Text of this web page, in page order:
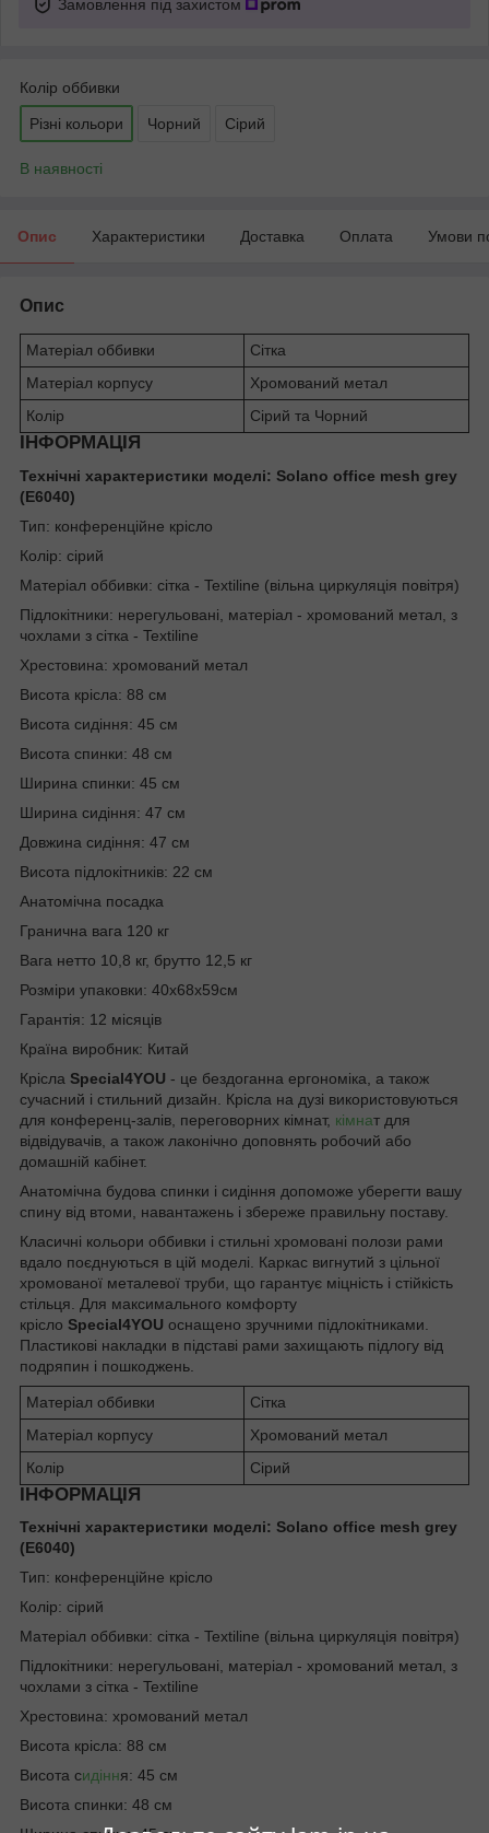
Замовлення під захистом
Колір оббивки
Різні кольори Чорний Сірий
В наявності
Опис Характеристики Доставка Оплата Умови
Опис
Матеріал оббивки
Сітка
Матеріал корпусу
Хромований метал
Колір
Сірий та Чорний
ІНФОРМАЦІЯ
Технічні характеристики моделі: Solano office mesh grey
(E6040)
Тип: конференційне крісло
Колір: сірий
Матеріал оббивки: сітка - Textiline (вільна циркуляція повітря)
Підлокітники: нерегульовані, матеріал - хромований метал, з
чохлами з сітка - Textiline
Хрестовина: хромований метал
Висота крісла: 88 см
Висота сидіння: 45 см
Висота спинки: 48 см
Ширина спинки: 45 см
Ширина сидіння: 47 см
Довжина сидіння: 47 см
Висота підлокітників: 22 см
Aнатомічна посадка
Гранична вага 120 кг
Вага нетто 10,8 кг, брутто 12,5 кг
Розміри упаковки: 40х68х59см
Гарантія: 12 місяців
Країна виробник: Китай
Крісла Special4YOU - це бездоганна ергономіка, а також
сучасний і стильний дизайн. Крісла на дузі використовуються
для конференц-залів, переговорних кімнат, кімнат для
відвідувачів, а також лаконічно доповнять робочий або
домашній кабінет.
Анатомічна будова спинки і сидіння допоможе уберегти вашу
спину від втоми, навантажень і збереже правильну поставу.
Класичні кольори оббивки і стильні хромовані полози рами
вдало поєднуються в цій моделі. Каркас вигнутий з цільної
хромованої металевої труби, що гарантує міцність і стійкість
стільця. Для максимального комфорту
крісло Special4YOU оснащено зручними підлокітниками.
Пластикові накладки в підставі рами захищають підлогу від
подряпин і пошкоджень.
Матеріал оббивки
Сітка
Матеріал корпусу
Хромований метал
Колір
Сірий
ІНФОРМАЦІЯ
Технічні характеристики моделі: Solano office mesh grey
(E6040)
Тип: конференційне крісло
Колір: сірий
Матеріал оббивки: сітка - Textiline (вільна циркуляція повітря)
Підлокітники: нерегульовані, матеріал - хромований метал, з
чохлами з сітка - Textiline
Хрестовина: хромований метал
Висота крісла: 88 см
Висота сидіння: 45 см
Висота спинки: 48 см